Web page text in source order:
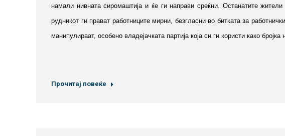
намали нивната сиромаштија и ќе ги направи среќни. Останатите
рудникот ги прават работниците мирни, безгласни во битката за
манипулираат, особено владејачката партија која си ги користи како бројка
Прочитај повеќе